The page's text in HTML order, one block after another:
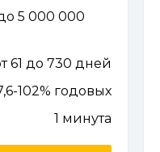
5 000 000
61 до 730 дней
102% годовых
1 минута